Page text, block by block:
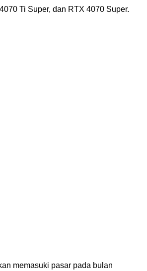
Ti Super, dan RTX 4070 Super.
memasuki pasar pada bulan